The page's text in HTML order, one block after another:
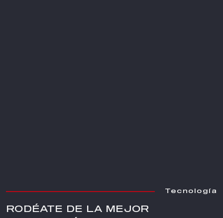
Tecnología
RODÉATE DE LA MEJOR